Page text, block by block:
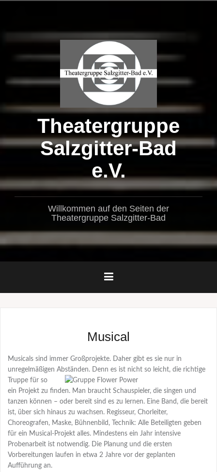
Theatergruppe
Salzgitter-Bad
e.V.
Willkommen auf den Seiten der
Theatergruppe Salzgitter-Bad
Musical
Musicals sind immer Großprojekte. Daher gibt es sie nur in
unregelmäßigen Abständen.
Denn es ist nicht so leicht, die richtige
Truppe für so
ein Projekt zu finden. Man braucht Schauspieler, die singen und
tanzen können – oder bereit sind es zu lernen. Eine Band, die bereit
ist, über sich hinaus zu wachsen. Regisseur, Chorleiter,
Choreografen, Maske, Bühnenbild, Technik: Alle Beteiligten geben
für ein Musical-Projekt alles. Mindestens ein Jahr intensive
Probenarbeit ist notwendig. Die Planung und die ersten
Vorbereitungen laufen in etwa 2 Jahre vor der geplanten
Aufführung an.